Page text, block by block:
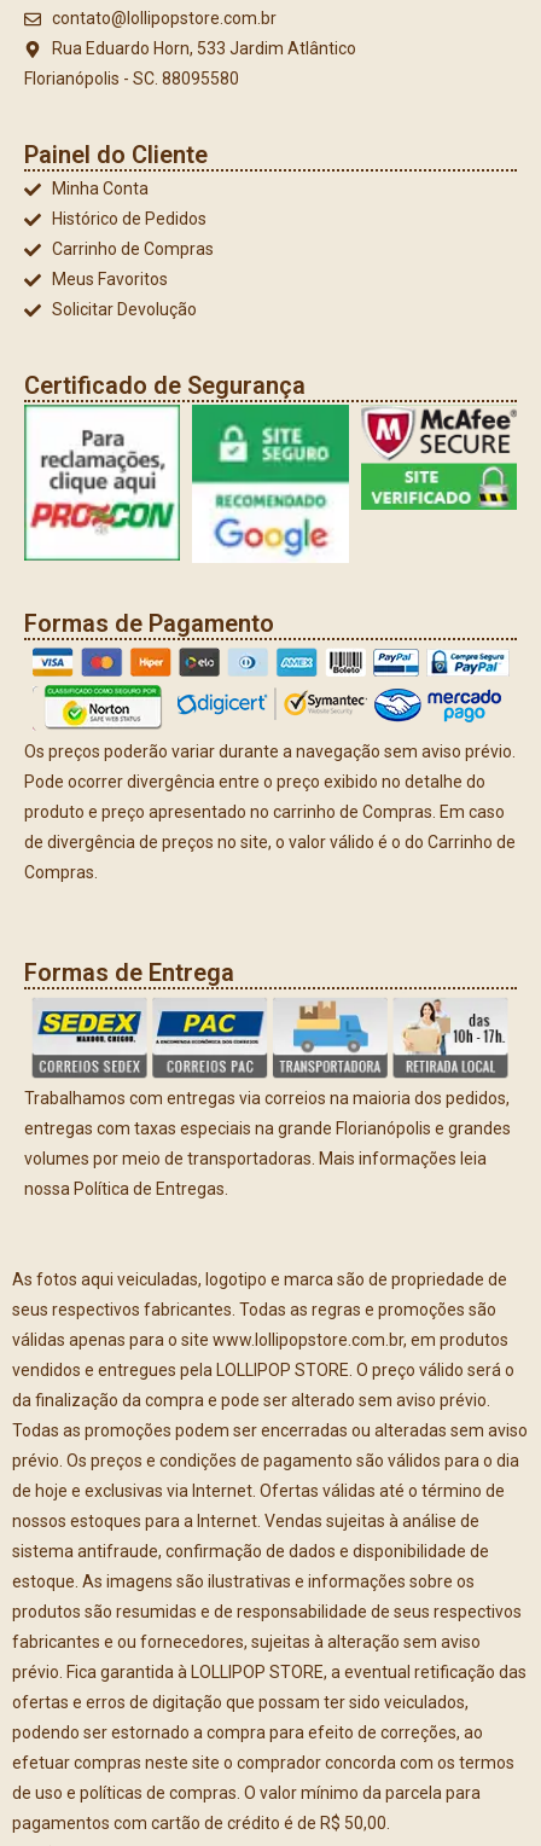
contato@lollipopstore.com.br
Rua Eduardo Horn, 533 Jardim Atlântico
Florianópolis - SC. 88095580
Painel do Cliente
Minha Conta
Histórico de Pedidos
Carrinho de Compras
Meus Favoritos
Solicitar Devolução
Certificado de Segurança
Formas de Pagamento
Os preços poderão variar durante a navegação sem aviso prévio.
Pode ocorrer divergência entre o preço exibido no detalhe do
produto e preço apresentado no carrinho de Compras. Em caso
de divergência de preços no site, o valor válido é o do Carrinho de
Compras.
Formas de Entrega
Trabalhamos com entregas via correios na maioria dos pedidos,
entregas com taxas especiais na grande Florianópolis e grandes
volumes por meio de transportadoras. Mais informações leia
nossa Política de Entregas.
As fotos aqui veiculadas, logotipo e marca são de propriedade de
seus respectivos fabricantes. Todas as regras e promoções são
válidas apenas para o site www.lollipopstore.com.br, em produtos
vendidos e entregues pela LOLLIPOP STORE. O preço válido será o
da finalização da compra e pode ser alterado sem aviso prévio.
Todas as promoções podem ser encerradas ou alteradas sem aviso
prévio. Os preços e condições de pagamento são válidos para o dia
de hoje e exclusivas via Internet. Ofertas válidas até o término de
nossos estoques para a Internet. Vendas sujeitas à análise de
sistema antifraude, confirmação de dados e disponibilidade de
estoque. As imagens são ilustrativas e informações sobre os
produtos são resumidas e de responsabilidade de seus respectivos
fabricantes e ou fornecedores, sujeitas à alteração sem aviso
prévio. Fica garantida à LOLLIPOP STORE, a eventual retificação das
ofertas e erros de digitação que possam ter sido veiculados,
podendo ser estornado a compra para efeito de correções, ao
efetuar compras neste site o comprador concorda com os termos
de uso e políticas de compras. O valor mínimo da parcela para
pagamentos com cartão de crédito é de R$ 50,00.